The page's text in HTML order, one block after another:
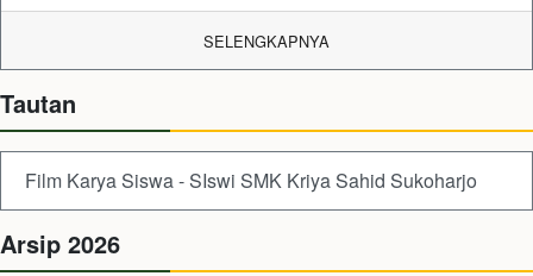
SELENGKAPNYA
Tautan
Film Karya Siswa - SIswi SMK Kriya Sahid Sukoharjo
Arsip 2026